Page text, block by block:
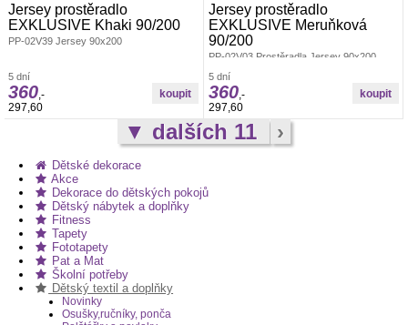
Jersey prostěradlo
EXKLUSIVE Khaki 90/200
PP-02V39 Jersey 90x200
5 dní
360 ,-
297,60
Jersey prostěradlo
EXKLUSIVE Meruňková
90/200
PP-02V03 Prostěradla Jersey 90x200
5 dní
360,-
297,60
▼ dalších 11 ›
Dětské dekorace
Akce
Dekorace do dětských pokojů
Dětský nábytek a doplňky
Fitness
Tapety
Fototapety
Pat a Mat
Školní potřeby
Dětský textil a doplňky
Novinky
Osušky,ručníky, ponča